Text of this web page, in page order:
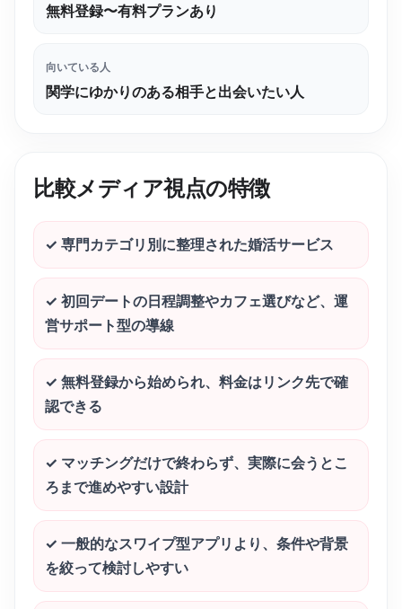
無料登録〜有料プランあり
向いている人
関学にゆかりのある相手と出会いたい人
比較メディア視点の特徴
✓ 専門カテゴリ別に整理された婚活サービス
✓ 初回デートの日程調整やカフェ選びなど、運
営サポート型の導線
✓ 無料登録から始められ、料金はリンク先で確
認できる
✓ マッチングだけで終わらず、実際に会うとこ
ろまで進めやすい設計
✓ 一般的なスワイプ型アプリより、条件や背景
を絞って検討しやすい